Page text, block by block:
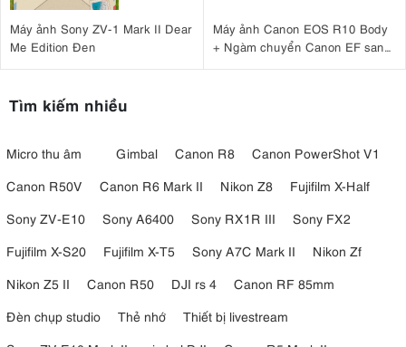
Máy ảnh Sony ZV-1 Mark II Dear
Me Edition Đen
Máy ảnh Canon EOS R10 Body
+ Ngàm chuyển Canon EF sang
Tìm kiếm nhiều
Micro thu âm Gimbal Canon R8
Canon PowerShot V1
Canon R50V
Canon R6 Mark II Nikon Z8
Fujifilm X-Half
Sony ZV-E10
Sony A6400 Sony RX1R III
Sony FX2
Fujifilm X-S20
Fujifilm X-T5 Sony A7C Mark II
Nikon Zf
Nikon Z5 II
Canon R50 DJI rs 4
Canon RF 85mm
Đèn chụp studio
Thẻ nhớ
Thiết bị livestream